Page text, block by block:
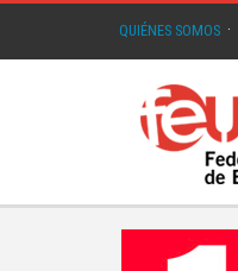
QUIÉNES SOMOS ·